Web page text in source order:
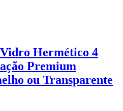
Hermético 4
Premium
ou Transparente